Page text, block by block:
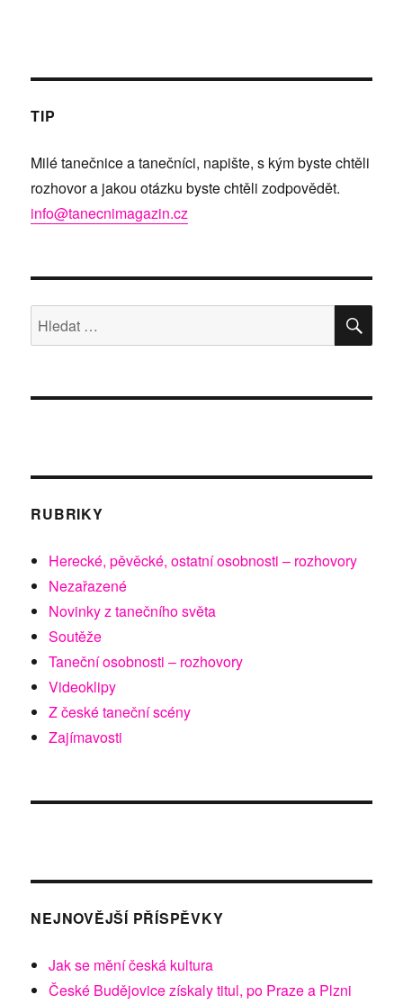
TIP
Milé tanečnice a tanečníci, napište, s kým byste chtěli
rozhovor a jakou otázku byste chtěli zodpovědět.
info@tanecnimagazin.cz
Hledat:
RUBRIKY
Herecké, pěvěcké, ostatní osobnosti – rozhovory
Nezařazené
Novinky z tanečního světa
Soutěže
Taneční osobnosti – rozhovory
Videoklipy
Z české taneční scény
Zajímavosti
NEJNOVĚJŠÍ PŘÍSPĚVKY
Jak se mění česká kultura
České Budějovice získaly titul, po Praze a Plzni